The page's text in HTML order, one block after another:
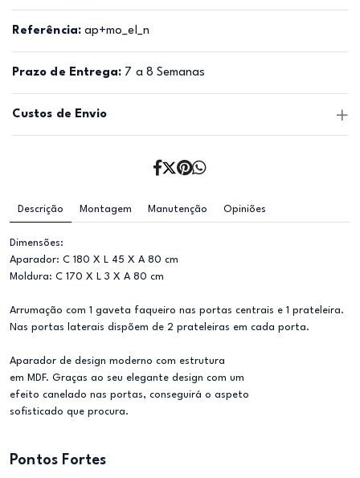
Referência: ap+mo_el_n
Prazo de Entrega: 7 a 8 Semanas
Custos de Envio
Descrição Montagem Manutenção Opiniões
Dimensões:
Aparador: C 180 X L 45 X A 80 cm
Moldura: C 170 X L 3 X A 80 cm
Arrumação com 1 gaveta faqueiro nas portas centrais e 1 prateleira.
Nas portas laterais dispõem de 2 prateleiras em cada porta.
Aparador de design moderno com estrutura
em MDF. Graças ao seu elegante design com um
efeito canelado nas portas, conseguirá o aspeto
sofisticado que procura.
Pontos Fortes